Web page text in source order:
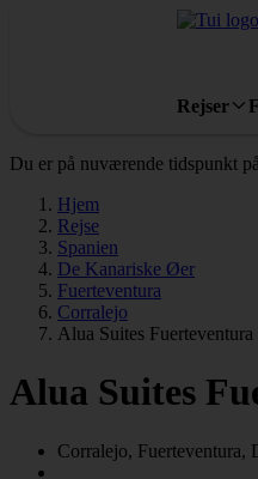
Rejser
Du er på nuværende tidspunkt på
Hjem
Rejse
Spanien
De Kanariske Øer
Fuerteventura
Corralejo
Alua Suites Fuerteventura
Alua Suites
Corralejo, Fuerteventura,